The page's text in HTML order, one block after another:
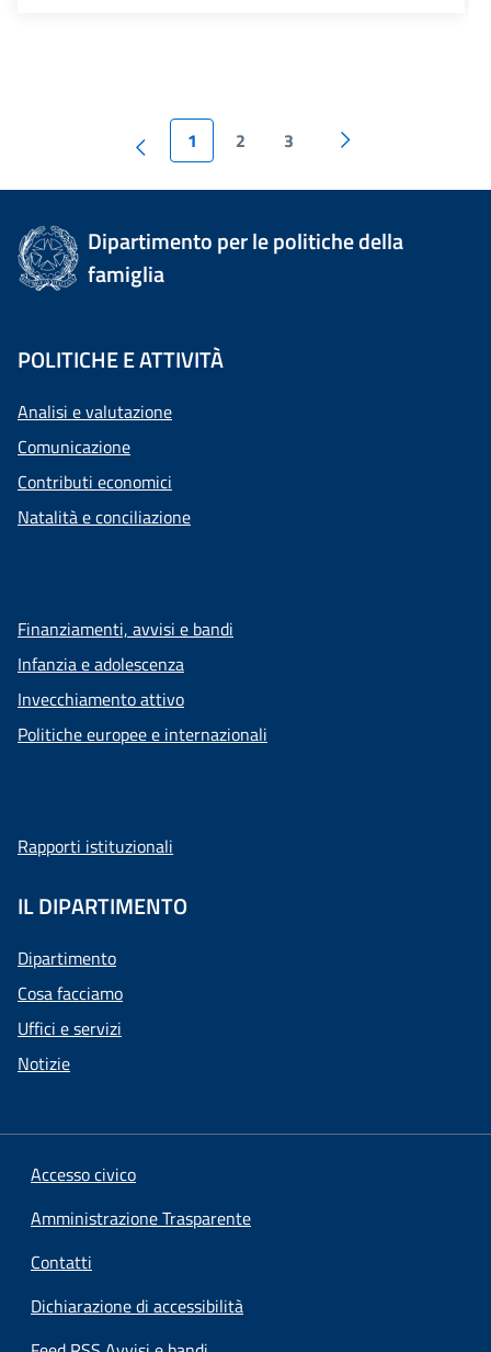
1 2 3
Dipartimento per le politiche della
famiglia
POLITICHE E ATTIVITÀ
Analisi e valutazione
Comunicazione
Contributi economici
Natalità e conciliazione
Finanziamenti, avvisi e bandi
Infanzia e adolescenza
Invecchiamento attivo
Politiche europee e internazionali
Rapporti istituzionali
IL DIPARTIMENTO
Dipartimento
Cosa facciamo
Uffici e servizi
Notizie
Accesso civico
Amministrazione Trasparente
Contatti
Dichiarazione di accessibilità